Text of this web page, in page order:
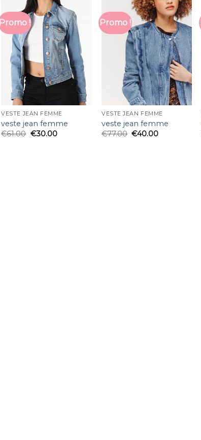
Promo !
VESTE JEAN FEMME
veste jean femme
€61.00 €30.00
Promo !
VESTE JEAN FEMME
veste jean femme
€77.00 €40.00